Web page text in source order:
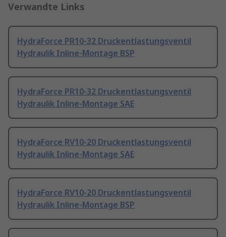
Verwandte Links
HydraForce PR10-32 Druckentlastungsventil
Hydraulik Inline-Montage BSP
HydraForce PR10-32 Druckentlastungsventil
Hydraulik Inline-Montage SAE
HydraForce RV10-20 Druckentlastungsventil
Hydraulik Inline-Montage SAE
HydraForce RV10-20 Druckentlastungsventil
Hydraulik Inline-Montage BSP